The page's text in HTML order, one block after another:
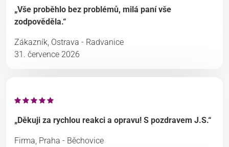
„Vše proběhlo bez problémů, milá paní vše
zodpověděla.“
Zákazník, Ostrava - Radvanice
31. července 2026
„Děkuji za rychlou reakci a opravu! S pozdravem J.S.“
Firma, Praha - Běchovice